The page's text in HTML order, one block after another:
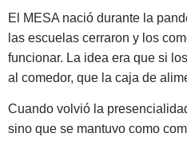
El MESA nació durante la
las escuelas cerraron y los
funcionar. La idea era que si
al comedor, que la caja de
Cuando volvió la
sino que se mantuvo como